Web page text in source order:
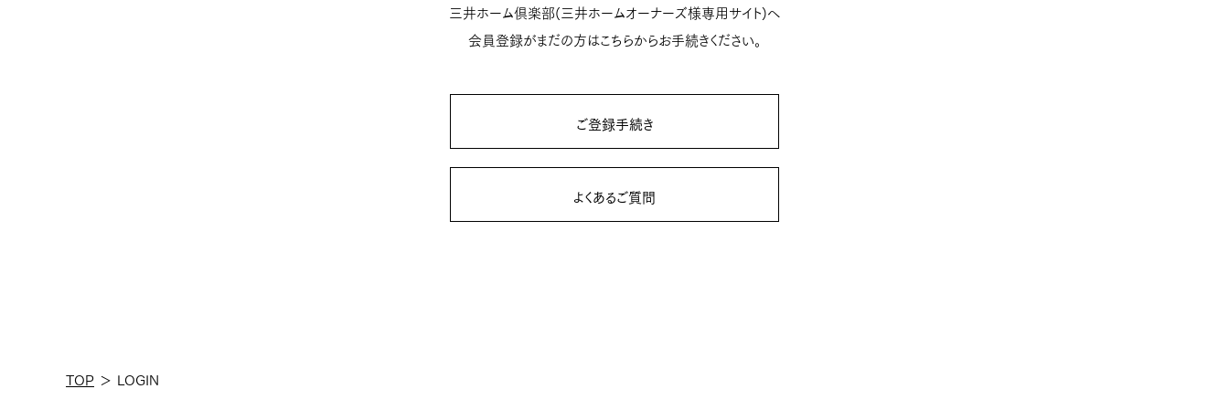
三井ホーム倶楽部(三井ホームオーナーズ様専用サイト)へ
会員登録がまだの方はこちらからお手続きください。
ご登録手続き
よくあるご質問
TOP ＞ LOGIN